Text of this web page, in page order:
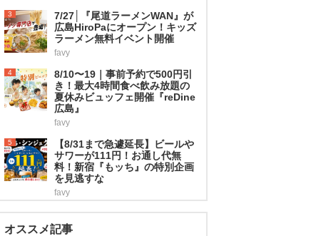
3
7/27│『尾道ラーメンWAN』が
広島HiroPaにオープン！キッズ
ラーメン無料イベント開催
favy
4
8/10〜19｜事前予約で500円引
き！最大4時間食べ飲み放題の
夏休みビュッフェ開催『reDine
広島』
favy
5
【8/31まで急遽延長】ビールや
サワーが111円！お通し代無
料！新宿『もッち』の特別企画
を見逃すな
favy
オススメ記事